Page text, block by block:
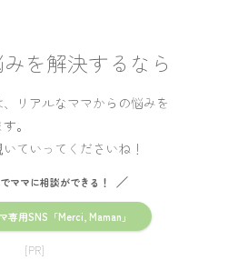
を解決するなら
、リアルなママからの悩みを
。
ていってくださいね！
ママに相談ができる！
専用SNS「Merci, Maman」
[PR]